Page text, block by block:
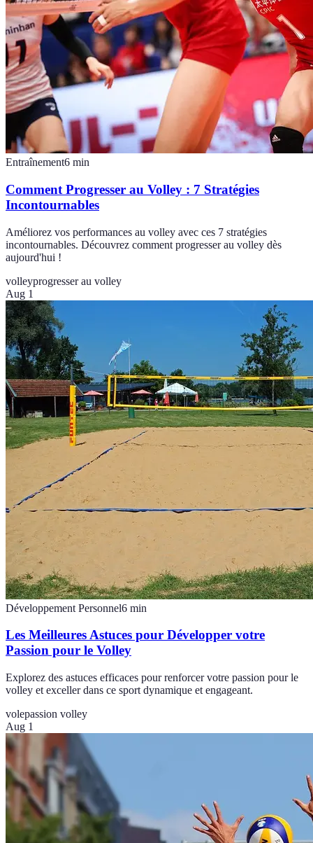
Entraînement6 min
Comment Progresser au Volley : 7 Stratégies
Incontournables
Améliorez vos performances au volley avec ces 7 stratégies
incontournables. Découvrez comment progresser au volley dès
aujourd'hui !
volleyprogresser au volley
Aug 1
Développement Personnel6 min
Les Meilleures Astuces pour Développer votre
Passion pour le Volley
Explorez des astuces efficaces pour renforcer votre passion pour le
volley et exceller dans ce sport dynamique et engageant.
volepassion volley
Aug 1